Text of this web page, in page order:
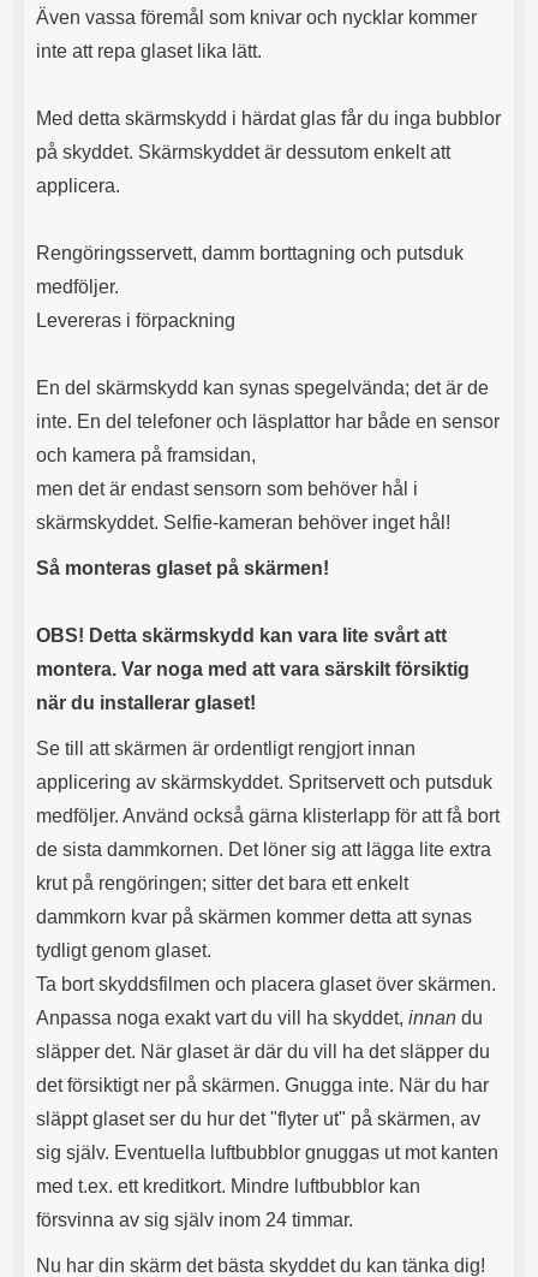
Även vassa föremål som knivar och nycklar kommer
inte att repa glaset lika lätt.
Med detta skärmskydd i härdat glas får du inga bubblor
på skyddet. Skärmskyddet är dessutom enkelt att
applicera.
Rengöringsservett, damm borttagning och putsduk
medföljer.
Levereras i förpackning
En del skärmskydd kan synas spegelvända; det är de
inte. En del telefoner och läsplattor har både en sensor
och kamera på framsidan,
men det är endast sensorn som behöver hål i
skärmskyddet. Selfie-kameran behöver inget hål!
Så monteras glaset på skärmen!
OBS! Detta skärmskydd kan vara lite svårt att
montera. Var noga med att vara särskilt försiktig
när du installerar glaset!
Se till att skärmen är ordentligt rengjort innan
applicering av skärmskyddet. Spritservett och putsduk
medföljer. Använd också gärna klisterlapp för att få bort
de sista dammkornen. Det löner sig att lägga lite extra
krut på rengöringen; sitter det bara ett enkelt
dammkorn kvar på skärmen kommer detta att synas
tydligt genom glaset.
Ta bort skyddsfilmen och placera glaset över skärmen.
Anpassa noga exakt vart du vill ha skyddet, innan du
släpper det. När glaset är där du vill ha det släpper du
det försiktigt ner på skärmen. Gnugga inte. När du har
släppt glaset ser du hur det "flyter ut" på skärmen, av
sig själv. Eventuella luftbubblor gnuggas ut mot kanten
med t.ex. ett kreditkort. Mindre luftbubblor kan
försvinna av sig själv inom 24 timmar.
Nu har din skärm det bästa skyddet du kan tänka dig!